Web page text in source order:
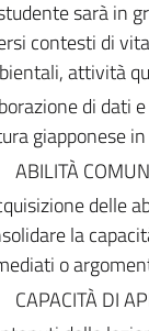
sarà in
contesti di
attività
di dati
giapponese
ABILITÀ
delle
la
o
CAPACITÀ DI